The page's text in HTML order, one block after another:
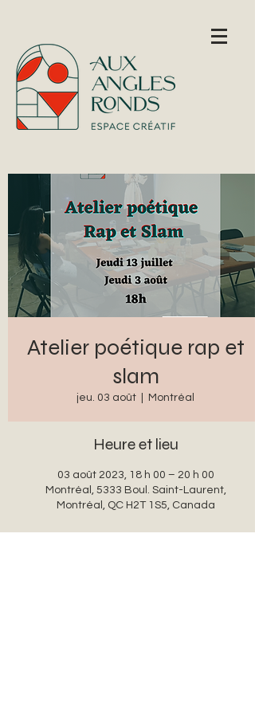
Atelier poétique rap et
slam
jeu. 03 août Montréal
Heure et lieu
03 août 2023, 18 h 00 – 20 h 00
Montréal, 5333 Boul. Saint-Laurent,
Montréal, QC H2T 1S5, Canada